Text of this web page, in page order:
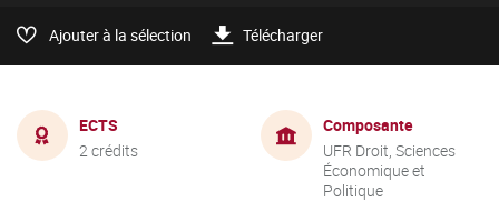
Ajouter à la sélection Télécharger
ECTS
2 crédits
Composante
UFR Droit, Sciences
Économique et
Politique